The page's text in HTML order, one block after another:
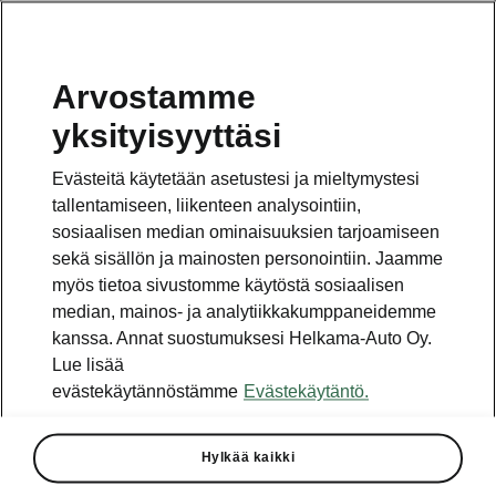
Vaihde
010 436 2000
Kysymykset ja palaute
Katso myös
Rakenna Škoda
Jälleenmyyjät ja huolto
Heti vapaat Škoda-mallit
Arvostamme
yksityisyyttäsi
Evästeitä käytetään asetustesi ja mieltymystesi
tallentamiseen, liikenteen analysointiin,
sosiaalisen median ominaisuuksien tarjoamiseen
sekä sisällön ja mainosten personointiin. Jaamme
myös tietoa sivustomme käytöstä sosiaalisen
median, mainos- ja analytiikkakumppaneidemme
kanssa. Annat suostumuksesi Helkama-Auto Oy.
Lue lisää
evästekäytännöstämme Evästekäytäntö.
Hylkää kaikki